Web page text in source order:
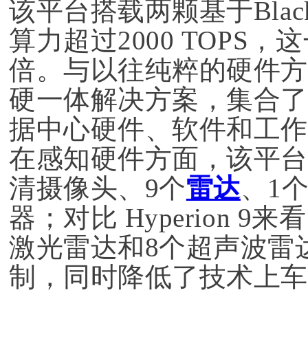
该平台搭载两颗基于
算力超过2000 TOPS，
倍。与以往纯粹的硬件
硬一体解决方案，集合
据中心硬件、软件和工
在感知硬件方面，该平
清摄像头、9个雷达、1
器；对比 Hyperion 9来
激光雷达和8个超声波雷
制，同时降低了技术上